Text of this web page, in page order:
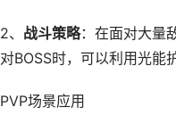
2、 战斗策略：在面对大量
对BOSS时，可以利用光能
PVP场景应用